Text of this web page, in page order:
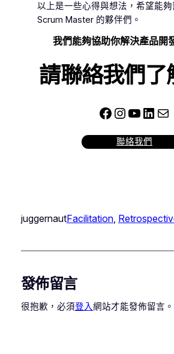
以上是一些心得與想法，希望能
Scrum Master 的夥伴們。
我們能夠協助你解決產品開
請聯絡我們了
Facebook
Instagram
電子郵件
聯絡我們
juggernautFacilitation,
發佈留言
很抱歉，必須登入網站才能發佈留言。